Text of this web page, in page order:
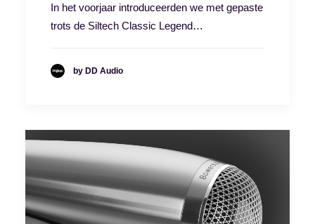
In het voorjaar introduceerden we met gepaste
trots de Siltech Classic Legend…
by DD Audio